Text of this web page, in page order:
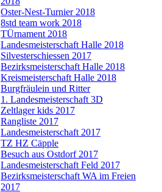
Oster-Nest-Turnier 2018
8std team work 2018
TÜrnament 2018
Landesmeisterschaft Halle 2018
Silvesterschiessen 2017
Bezirksmeisterschaft Halle 2018
Kreismeisterschaft Halle 2018
Burgfräulein und Ritter
1. Landesmeisterschaft 3D
Zeltlager kids 2017
Rangliste 2017
Landesmeisterschaft 2017
TZ HZ Cäpple
Besuch aus Ostdorf 2017
Landesmeisterschaft Feld 2017
Bezirksmeisterschaft WA im Freien
2017